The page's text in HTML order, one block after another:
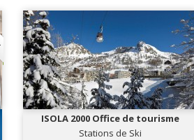
ISOLA 2000 Office de tourisme
Stations de Ski